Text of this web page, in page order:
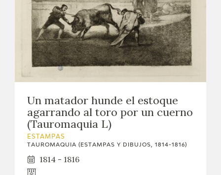
CONTACTO
EXPOSICIONES
ACTIVIDADES
Un matador hunde el estoque
agarrando al toro por un cuerno
(Tauromaquia L)
ESTAMPAS
TAUROMAQUIA (ESTAMPAS Y DIBUJOS, 1814-1816)
1814 - 1816